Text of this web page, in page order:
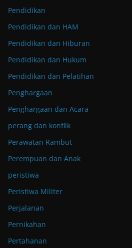
Pendidikan
Pendidikan dan HAM
Pendidikan dan Hiburan
Pendidikan dan Hukum
Pendidikan dan Pelatihan
Penghargaan
Penghargaan dan Acara
perang dan konflik
Perawatan Rambut
Perempuan dan Anak
peristiwa
Peristiwa Militer
Perjalanan
Pernikahan
Pertahanan